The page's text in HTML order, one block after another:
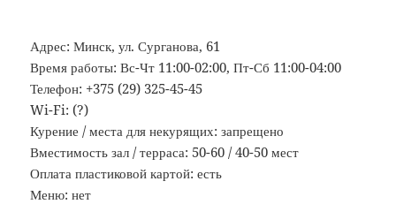
Адрес: Минск, ул. Сурганова, 61
Время работы: Вс-Чт 11:00-02:00, Пт-Сб 11:00-04:00
Телефон: +375 (29) 325-45-45
Wi-Fi: (?)
Курение / места для некурящих: запрещено
Вместимость зал / терраса: 50-60 / 40-50 мест
Оплата пластиковой картой: есть
Меню: нет